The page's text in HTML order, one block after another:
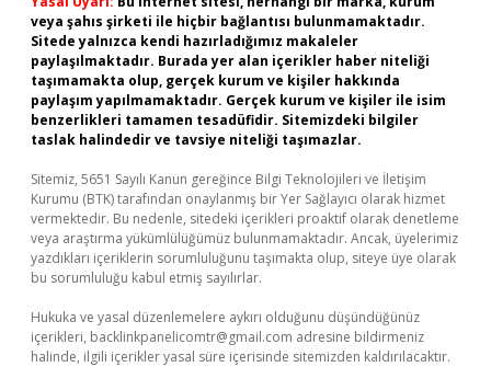
veya şahıs şirketi ile hiçbir bağlantısı bulunmamaktadır.
Sitede yalnızca kendi hazırladığımız makaleler
paylaşılmaktadır. Burada yer alan içerikler haber niteliği
taşımamakta olup, gerçek kurum ve kişiler hakkında
paylaşım yapılmamaktadır. Gerçek kurum ve kişiler ile isim
benzerlikleri tamamen tesadüfidir. Sitemizdeki bilgiler
taslak halindedir ve tavsiye niteliği taşımazlar.
Sitemiz, 5651 Sayılı Kanun gereğince Bilgi Teknolojileri ve İletişim
Kurumu (BTK) tarafından onaylanmış bir Yer Sağlayıcı olarak hizmet
vermektedir. Bu nedenle, sitedeki içerikleri proaktif olarak denetleme
veya araştırma yükümlülüğümüz bulunmamaktadır. Ancak, üyelerimiz
yazdıkları içeriklerin sorumluluğunu taşımakta olup, siteye üye olarak
bu sorumluluğu kabul etmiş sayılırlar.
Hukuka ve yasal düzenlemelere aykırı olduğunu düşündüğünüz
içerikleri, backlinkpanelicomtr@gmail.com adresine bildirmeniz
halinde, ilgili içerikler yasal süre içerisinde sitemizden kaldırılacaktır.